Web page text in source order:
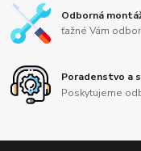
Odborná
ťažné Vám
Poradenstvo a
Poskytujeme